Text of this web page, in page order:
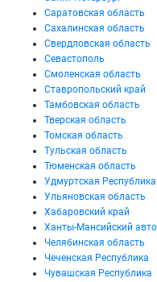
Саратовская область
Сахалинская область
Свердловская область
Севастополь
Смоленская область
Ставропольский край
Тамбовская область
Тверская область
Томская область
Тульская область
Тюменская область
Удмуртская Республика
Ульяновская область
Хабаровский край
Ханты-Мансийский
Челябинская область
Чеченская Республика
Чувашская Республика